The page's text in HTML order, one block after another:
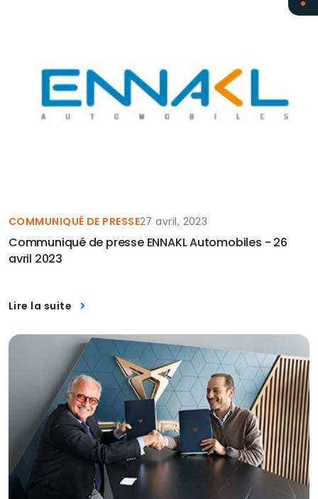
COMMUNIQUÉ DE PRESSE27 avril, 2023
Communiqué de presse ENNAKL Automobiles - 26
avril 2023
Lire la suite